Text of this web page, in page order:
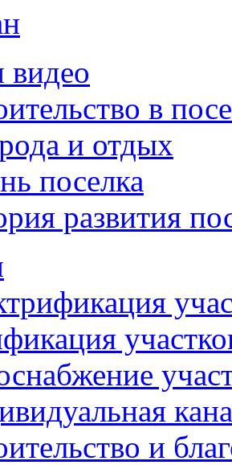
в
и отдых
поселка
развития
и